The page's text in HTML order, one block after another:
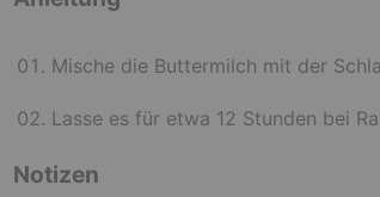
Mische die Buttermilch mit der
Lasse es für etwa 12 Stunden bei
Notizen